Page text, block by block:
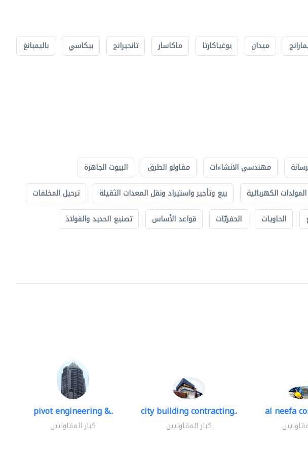
ميدان يوغياكارتا ماكاسار تانجيرانج بيكاسي باليمبانغ
مهندسي الانشاءات مقاولو الطرق
البيوت الجاهزة
المولدات الكهربائية بيع وتأجير واستيراد ونقل المعدات الثقيلة
ترحيل المخلفات
الحاويات الحفريّات قواعد الأساس
تصنيع الحديد والفولاذ
pivot engineering &..
كبار المقاوليين
city building contracting..
كبار المقاوليين
al neefa